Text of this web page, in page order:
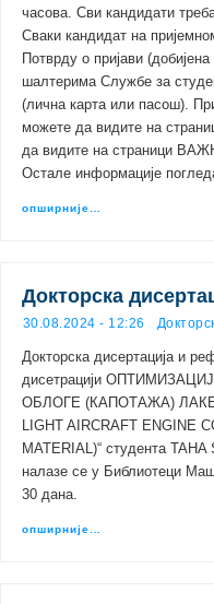
часова. Сви кандидати
Сваки кандидат на
Потврду о пријави
шалтерима Службе за
(лична карта или пасош).
можете да видите на
да видите на страници
Остале информације
опширније…
Докторска
30.08.2024 - 12:26
Докторска дисертација и
дисетрацији
ОБЛОГЕ (КАПОТАЖА) ЛАКЕ
LIGHT AIRCRAFT ENGINE
MATERIAL)“ студента
налазе се у Библиотеци
30 дана.
опширније…